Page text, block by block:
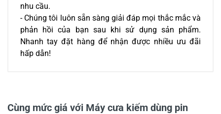
nhu cầu.
- Chúng tôi luôn sẵn sàng giải đáp mọi thắc mắc và
phản hồi của bạn sau khi sử dụng sản phẩm.
Nhanh tay đặt hàng để nhận được nhiều ưu đãi
hấp dẫn!
Cùng mức giá với Máy cưa kiếm dùng pin